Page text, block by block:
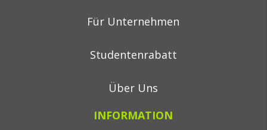
Für Unternehmen
Studentenrabatt
Über Uns
INFORMATION